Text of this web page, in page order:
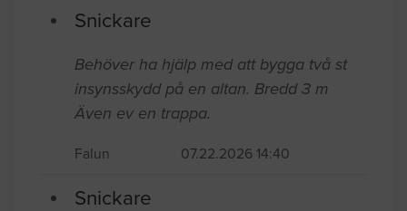
Snickare
Behöver ha hjälp med att bygga två st
insynsskydd på en altan. Bredd 3 m
Även ev en trappa.
Falun 07.22.2026 14:40
Snickare